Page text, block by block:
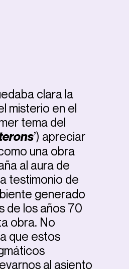
clara la
misterio en el
tema del
’) apreciar
una obra
al aura de
testimonio de
generado
de los años 70
obra. No
que estos
al asiento